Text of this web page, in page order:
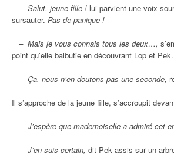
– Salut, jeune fille ! lui parvient une voix
sursauter. Pas de panique !
– Mais je vous connais tous les deux…,
point qu’elle balbutie en découvrant Lop et Pek.
– Ça, nous n’en doutons pas une seconde,
Il s’approche de la jeune fille, s’accroupit
– J’espère que mademoiselle a admiré cet
– J’en suis certain, dit Pek assis sur un